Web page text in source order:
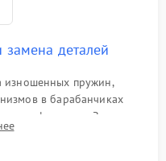
деталей
изношенных пружин,
в барабанчиках
трансфокаторе. Замена
или восстановление